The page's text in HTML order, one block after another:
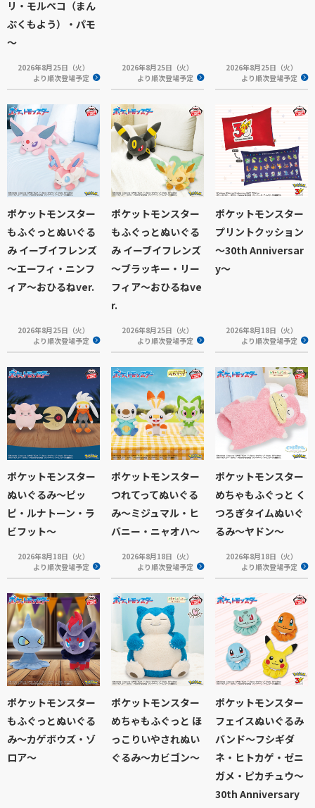
リ・モルペコ（まん
ぷくもよう）・パモ
～
2026年8月25日（火）
より順次登場予定
2026年8月25日（火）
より順次登場予定
2026年8月25日（火）
より順次登場予定
ポケットモンスター
もふぐっとぬいぐる
み イーブイフレンズ
～エーフィ・ニンフ
ィア～おひるねver.
2026年8月25日（火）
より順次登場予定
ポケットモンスター
もふぐっとぬいぐる
み イーブイフレンズ
～ブラッキー・リー
フィア～おひるねve
r.
2026年8月25日（火）
より順次登場予定
ポケットモンスター
プリントクッション
～30th Anniversar
y～
2026年8月18日（火）
より順次登場予定
ポケットモンスター
ぬいぐるみ～ピッ
ピ・ルナトーン・ラ
ビフット～
2026年8月18日（火）
より順次登場予定
ポケットモンスター
つれてってぬいぐる
み～ミジュマル・ヒ
バニー・ニャオハ～
2026年8月18日（火）
より順次登場予定
ポケットモンスター
めちゃもふぐっと く
つろぎタイムぬいぐ
るみ～ヤドン～
2026年8月18日（火）
より順次登場予定
ポケットモンスター
もふぐっとぬいぐる
み～カゲボウズ・ゾ
ロア～
ポケットモンスター
めちゃもふぐっと ほ
っこりいやされぬい
ぐるみ～カビゴン～
ポケットモンスター
フェイスぬいぐるみ
バンド～フシギダ
ネ・ヒトカゲ・ゼニ
ガメ・ピカチュウ～
30th Anniversary